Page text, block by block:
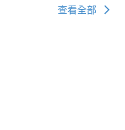
查看全部